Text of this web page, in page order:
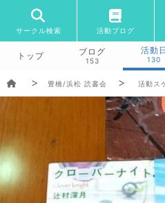
サークル検索 活動ブログ
トップ ブログ
153
活動日
130
豊橋/浜松 読書会 活動ス